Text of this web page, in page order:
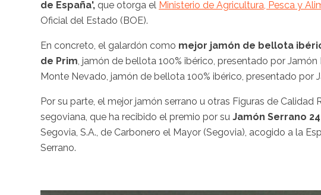
de España', que otorga el Ministerio de Agricultura, Pesca y
Oficial del Estado (BOE).
En concreto, el galardón como mejor jamón de bellota
de Prim , jamón de bellota 100% ibérico, presentado por
Monte Nevado, jamón de bellota 100% ibérico, presentado por
Por su parte, el mejor jamón serrano u otras Figuras de
segoviana, que ha recibido el premio por su Jamón Serrano
Segovia, S.A., de Carbonero el Mayor (Segovia), acogido a la
Serrano.